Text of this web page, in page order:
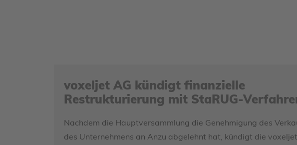
voxeljet AG kündigt finanzielle
Restrukturierung mit StaRUG-
Nachdem die Hauptversammlung die Genehmigung des
des Unternehmens an Anzu abgelehnt hat, kündigt die